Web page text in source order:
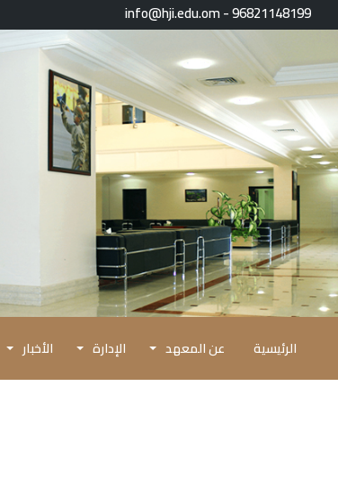
96821148199 - info@hji.edu.om
الرئيسية عن المعهد الإدارة الأخبار